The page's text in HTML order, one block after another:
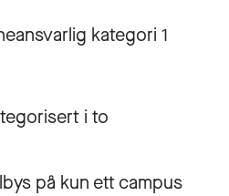
kategori 1
i to
på kun ett campus